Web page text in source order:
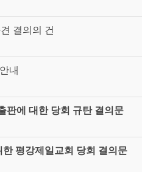
결의의 건
내
판에 대한 당회 규탄 결의문
평강제일교회 당회 결의문